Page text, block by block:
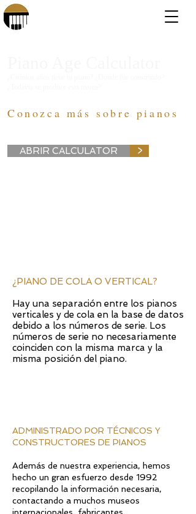
Conozca más sobre pianos
ABRIR CALCULATOR >
¿PIANO DE COLA O VERTICAL?
Hay una separación entre los pianos
verticales y de cola en la base de datos
debido a los números de serie. Los
números de serie no necesariamente
coinciden con la misma marca y la
misma posición del piano.
ADMINISTRADO POR TÉCNICOS Y
CONSTRUCTORES DE PIANOS
Además de nuestra experiencia, hemos
hecho un gran esfuerzo desde 1992
recopilando la información necesaria,
contactando a muchos museos